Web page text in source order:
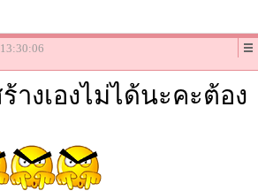
างเองไม่ได้นะคะต้อง